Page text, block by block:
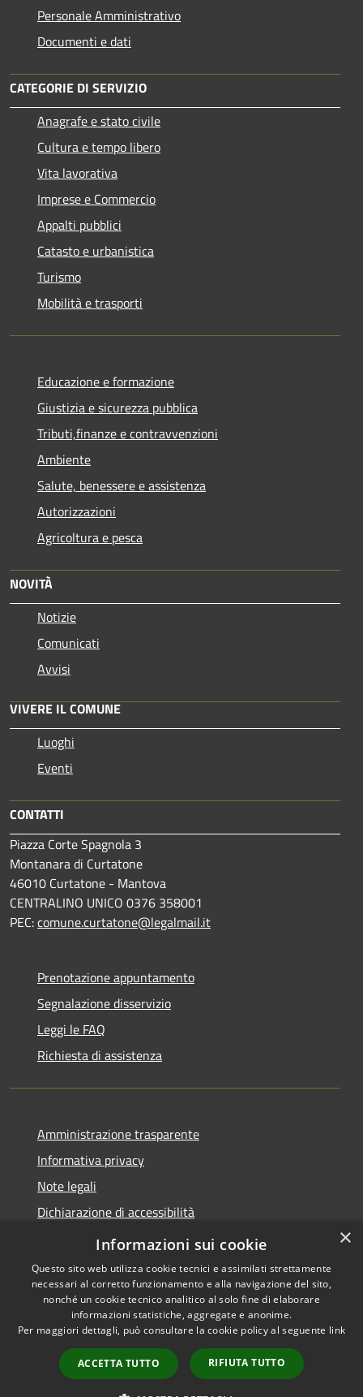
Personale Amministrativo
Documenti e dati
CATEGORIE DI SERVIZIO
Anagrafe e stato civile
Cultura e tempo libero
Vita lavorativa
Imprese e Commercio
Appalti pubblici
Catasto e urbanistica
Turismo
Mobilità e trasporti
Educazione e formazione
Giustizia e sicurezza pubblica
Tributi,finanze e contravvenzioni
Ambiente
Salute, benessere e assistenza
Autorizzazioni
Agricoltura e pesca
NOVITÀ
Notizie
Comunicati
Avvisi
VIVERE IL COMUNE
Luoghi
Eventi
CONTATTI
Piazza Corte Spagnola 3
Montanara di Curtatone
46010 Curtatone - Mantova
CENTRALINO UNICO 0376 358001
PEC:comune.curtatone@legalmail.it
Prenotazione appuntamento
Segnalazione disservizio
Leggi le FAQ
Richiesta di assistenza
Amministrazione trasparente
Informativa privacy
Note legali
Dichiarazione di accessibilità
Meccanismo di Feedback
Accessibilità
Copyright © 2026 • Comune di
Curtatone • Powered by
Municipium•
Accesso
redazione
×
Informazioni sui cookie
Questo sito web utilizza cookie tecnici e assimilati strettamente
necessari al corretto funzionamento e alla navigazione del sito,
nonché un cookie tecnico analitico al solo fine di elaborare
informazioni statistiche, aggregate e anonime.
Per maggiori dettagli, può consultare la cookie policy al seguente link
ACCETTA TUTTO RIFIUTA TUTTO